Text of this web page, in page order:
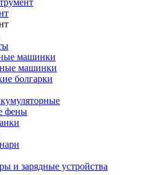
машинки
машинки
болгарки
фены
и зарядные устройства